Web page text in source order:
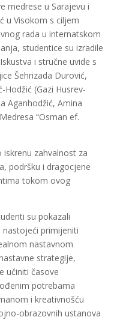
medrese u Sarajevu i
u Visokom s ciljem
rada u internatskom
studentice su izradile
i stručne uvide s
Šehrizada Durović,
Hodžić (Gazi Husrev-
Aganhodžić, Amina
“Osman ef.
zahvalnost za
podršku i dragocjene
tokom ovog
su pokazali
primijeniti
nastavnom
strategije,
učiniti časove
potrebama
i kreativnošću
obrazovnih ustanova